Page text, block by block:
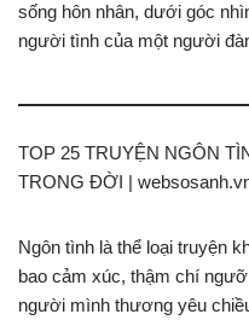
sống hôn nhân, dưới góc
người tình của một người
TOP 25 TRUYỆN NGÔN
TRONG ĐỜI |
Ngôn tình là thể loại truyện
bao cảm xúc, thậm chí
người mình thương yêu